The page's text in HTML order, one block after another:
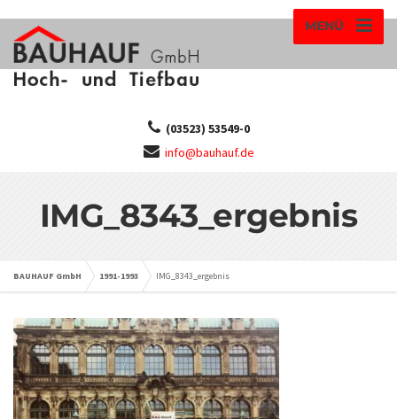
MENÜ
(03523) 53549-0
info@bauhauf.de
IMG_8343_ergebnis
BAUHAUF GmbH 1991-1993 IMG_8343_ergebnis